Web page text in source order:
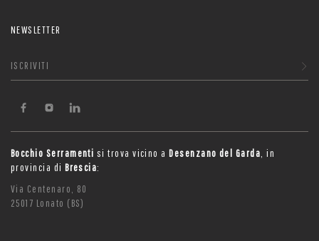
NEWSLETTER
ISCRIVITI
Bocchio Serramenti si trova vicino aDesenzano del Garda , in
provincia diBrescia:
Via Centenaro, 80
25017 Lonato (BS)